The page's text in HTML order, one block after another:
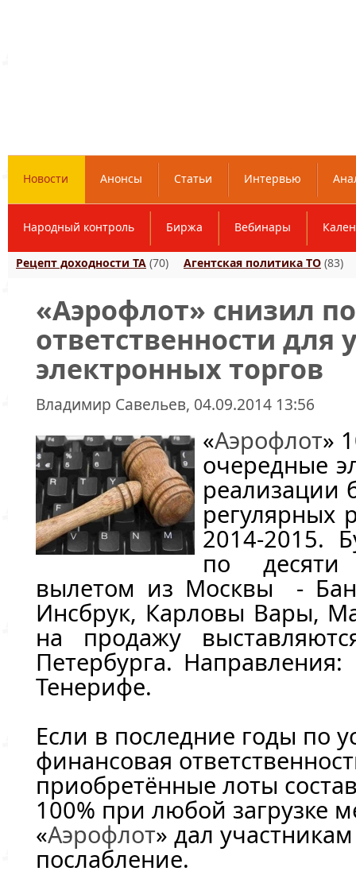
Новости Анонсы Статьи Интервью
Народный контроль Биржа Вебинары
Рецепт доходности ТА (70) Агентская политика ТО (83)
«Аэрофлот» снизил
ответственности для
электронных торгов
Владимир Савельев, 04.09.2014 13:56
«Аэрофлот»
очередные
реализации
регулярных
2014-2015.
по
вылетом из Москвы -
Инсбрук, Карловы Вары,
на продажу
Петербурга.
Тенерифе.
Если в последние годы по
финансовая
приобретённые лоты
100% при любой загрузке
«Аэрофлот» дал
послабление.